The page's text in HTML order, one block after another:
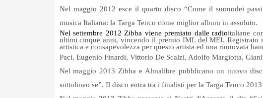
Nel maggio 2012 esce il quarto disco “Come il suonodei
musica Italiana: la Targa Tenco come miglior album in assoluto.
Nel settembre 2012 Zibba viene premiato dalle radioitaliane
ultimi cinque anni, vincendo il premio IML del MEI.
artistica e consapevolezza per questo artista ed una rinnovata
Paci, Eugenio Finardi, Vittorio De Scalzi, Adolfo Margiotta,
Nel maggio 2013 Zibba e Almalibre pubblicano un nuovo
sottolineo se”. Il disco entra tra i finalisti per la Targa Tenco